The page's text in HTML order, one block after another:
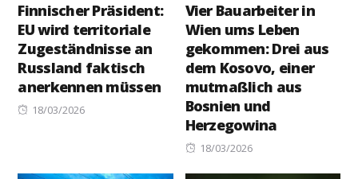
Finnischer Präsident:
EU wird territoriale
Zugeständnisse an
Russland faktisch
anerkennen müssen
Posted
18/03/2026
Vier Bauarbeiter in
Wien ums Leben
gekommen: Drei aus
dem Kosovo, einer
mutmaßlich aus
Bosnien und
Herzegowina
Posted
18/03/2026